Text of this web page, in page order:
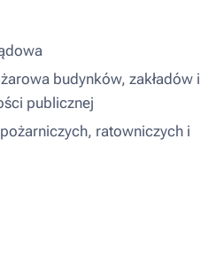
budynków, zakładów i
publicznej
ratowniczych i